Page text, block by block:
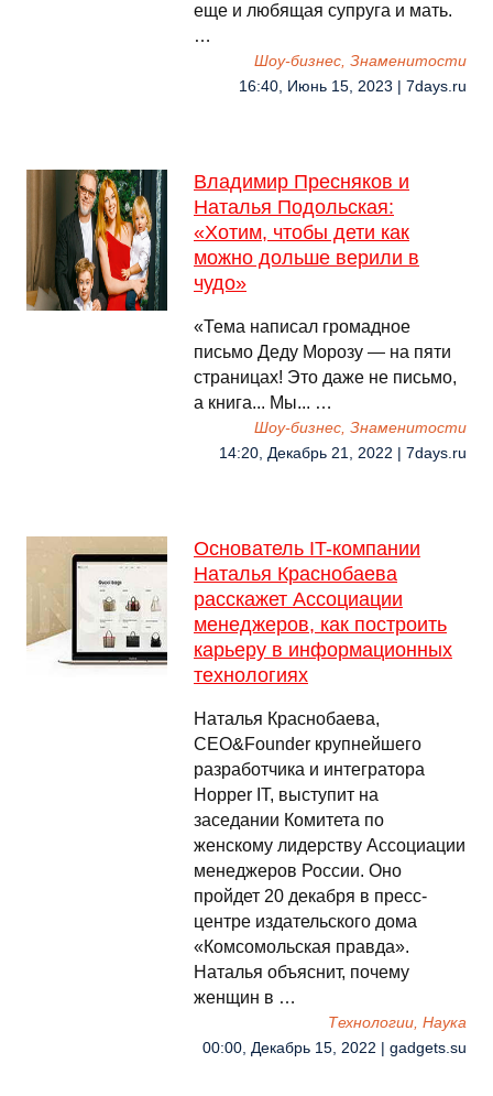
еще и любящая супруга и мать.
…
Шоу-бизнес, Знаменитости
16:40, Июнь 15, 2023 | 7days.ru
Владимир Пресняков и
Наталья Подольская:
«Хотим, чтобы дети как
можно дольше верили в
чудо»
«Тема написал громадное
письмо Деду Морозу — на пяти
страницах! Это даже не письмо,
а книга... Мы... …
Шоу-бизнес, Знаменитости
14:20, Декабрь 21, 2022 | 7days.ru
Основатель IT-компании
Наталья Краснобаева
расскажет Ассоциации
менеджеров, как построить
карьеру в информационных
технологиях
Наталья Краснобаева,
CEO&Founder крупнейшего
разработчика и интегратора
Hopper IT, выступит на
заседании Комитета по
женскому лидерству Ассоциации
менеджеров России. Оно
пройдет 20 декабря в пресс-
центре издательского дома
«Комсомольская правда».
Наталья объяснит, почему
женщин в …
Технологии, Наука
00:00, Декабрь 15, 2022 | gadgets.su